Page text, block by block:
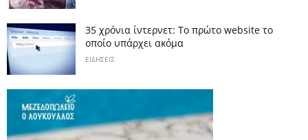
35 χρόνια ίντερνετ: Το πρώτο website το
οποίο υπάρχει ακόμα
ΕΙΔΗΣΕΙΣ